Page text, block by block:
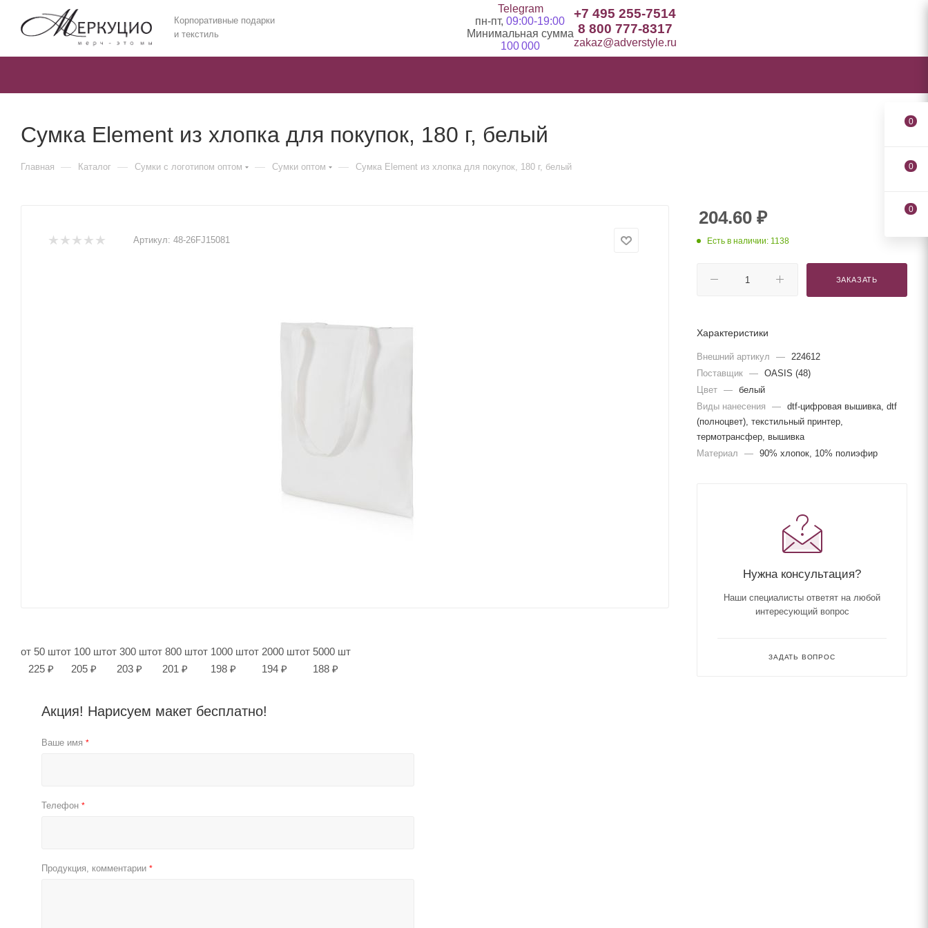
Корпоративные подарки
и текстиль
Telegram
пн-пт, 09:00-19:00
Минимальная сумма
100 000
+7 495 255-7514
8 800 777-8317
zakaz@adverstyle.ru
Сумка Element из хлопка для покупок, 180 г, белый
Главная — Каталог — Сумки с логотипом оптом — Сумки оптом — Сумка Element из хлопка для покупок, 180 г, белый
Артикул: 48-26FJ15081
от 50 шт
225 ₽
от 100 шт
205 ₽
от 300 шт
203 ₽
от 800 шт
201 ₽
от 1000 шт
198 ₽
от 2000 шт
194 ₽
от 5000 шт
188 ₽
Акция! Нарисуем макет бесплатно!
Ваше имя *
Телефон *
Продукция, комментарии *
204.60 ₽
Есть в наличии: 1138
ЗАКАЗАТЬ
Характеристики
Внешний артикул —
224612
Поставщик — OASIS (48)
Цвет — белый
Виды нанесения
— dtf-цифровая вышивка, dtf
(полноцвет), текстильный принтер,
термотрансфер, вышивка
Материал
— 90% хлопок, 10% полиэфир
Нужна консультация?
Наши специалисты ответят на любой
интересующий вопрос
ЗАДАТЬ ВОПРОС
0
0
0